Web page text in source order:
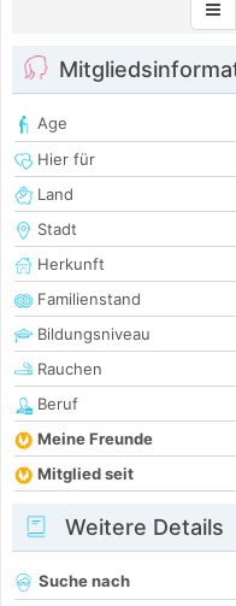
Age
Hier für
Land
Stadt
Herkunft
Familienstand
Bildungsniveau
Rauchen
Beruf
Meine Freunde
Mitglied seit
Weitere Details
Suche nach